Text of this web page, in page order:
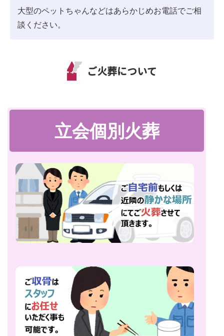
大型のペットちゃんなどはあらかじめお電話でご相
談ください。
ご火葬について
立会個別火葬